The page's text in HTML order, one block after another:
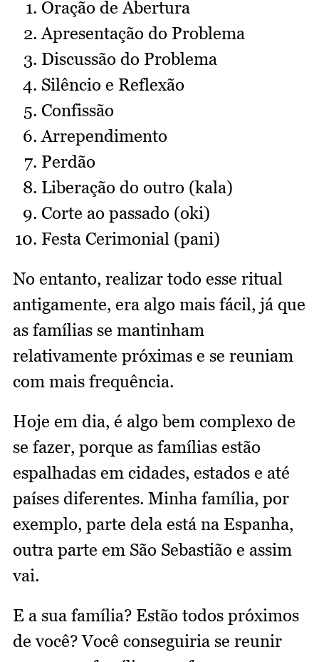
Oração de Abertura
Apresentação do Problema
Discussão do Problema
Silêncio e Reflexão
Confissão
Arrependimento
Perdão
Liberação do outro (kala)
Corte ao passado (oki)
Festa Cerimonial (pani)
No entanto, realizar todo esse ritual
antigamente, era algo mais fácil, já que
as famílias se mantinham
relativamente próximas e se reuniam
com mais frequência.
Hoje em dia, é algo bem complexo de
se fazer, porque as famílias estão
espalhadas em cidades, estados e até
países diferentes. Minha família, por
exemplo, parte dela está na Espanha,
outra parte em São Sebastião e assim
vai.
E a sua família? Estão todos próximos
de você? Você conseguiria se reunir